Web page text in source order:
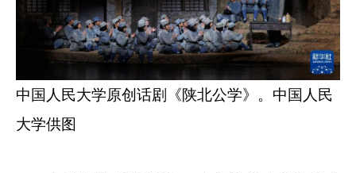
中国人民大学原创话剧《陕北公学》。中国人民
大学供图